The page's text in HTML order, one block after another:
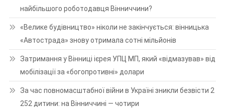
найбільшого роботодавця Вінниччини?
«Велике будівництво» ніколи не закінчується: вінницька
«Автострада» знову отримала сотні мільйонів
Затримання у Вінниці ієрея УПЦ МП, який «відмазував» від
мобілізації за «богопротивні» долари
За час повномасштабної війни в Україні зникли безвісти 2
252 дитини: на Вінниччині — чотири